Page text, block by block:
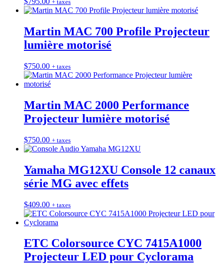
+ taxes
Martin MAC 700 Profile Projecteur
lumière motorisé
$750.00 + taxes
Martin MAC 2000 Performance
Projecteur lumière motorisé
$750.00 + taxes
Yamaha MG12XU Console 12 canaux
série MG avec effets
$409.00 + taxes
ETC Colorsource CYC 7415A1000
Projecteur LED pour Cyclorama